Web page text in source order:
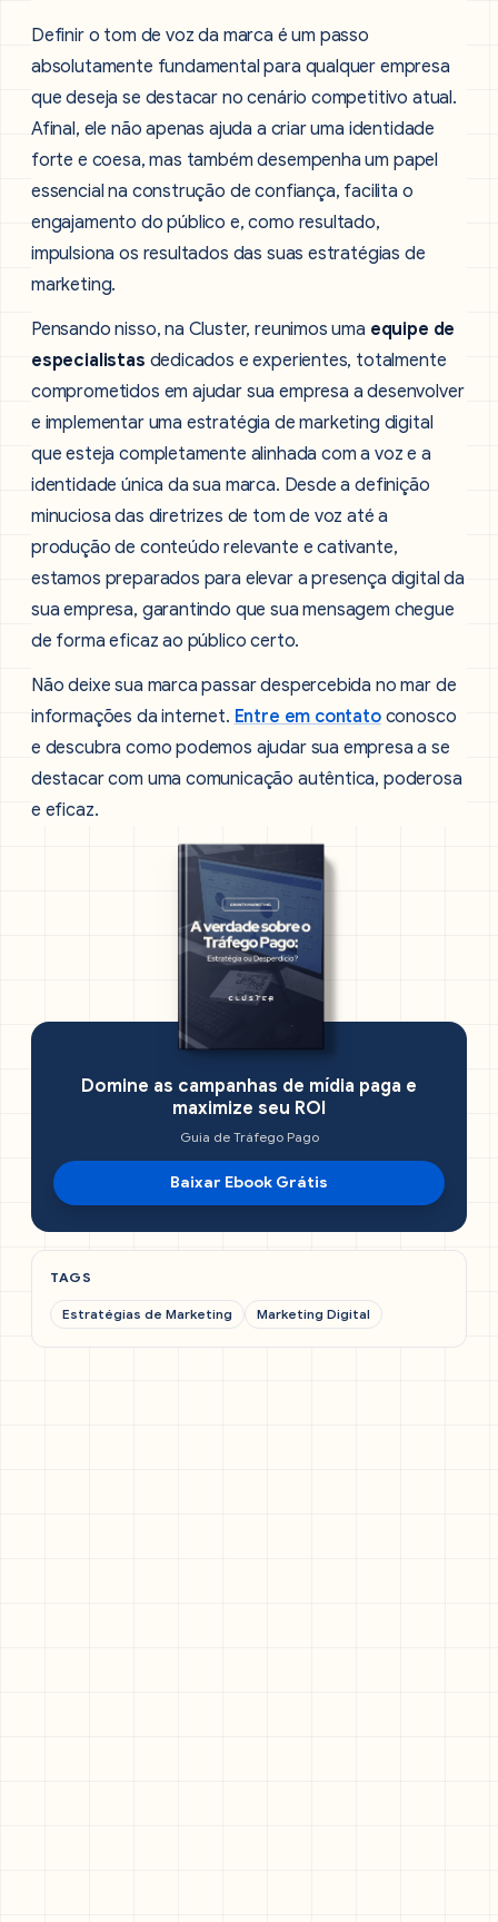
Definir o tom de voz da marca é um passo
absolutamente fundamental para qualquer empresa
que deseja se destacar no cenário competitivo atual.
Afinal, ele não apenas ajuda a criar uma identidade
forte e coesa, mas também desempenha um papel
essencial na construção de confiança, facilita o
engajamento do público e, como resultado,
impulsiona os resultados das suas estratégias de
marketing.
Pensando nisso, na Cluster, reunimos uma equipe de
especialistas dedicados e experientes, totalmente
comprometidos em ajudar sua empresa a desenvolver
e implementar uma estratégia de marketing digital
que esteja completamente alinhada com a voz e a
identidade única da sua marca. Desde a definição
minuciosa das diretrizes de tom de voz até a
produção de conteúdo relevante e cativante,
estamos preparados para elevar a presença digital da
sua empresa, garantindo que sua mensagem chegue
de forma eficaz ao público certo.
Não deixe sua marca passar despercebida no mar de
informações da internet. Entre em contatoconosco
e descubra como podemos ajudar sua empresa a se
destacar com uma comunicação autêntica, poderosa
e eficaz.
Domine as campanhas de mídia paga e
maximize seu ROI
Guia de Tráfego Pago
Baixar Ebook Grátis
TAGS
Estratégias de Marketing Marketing Digital